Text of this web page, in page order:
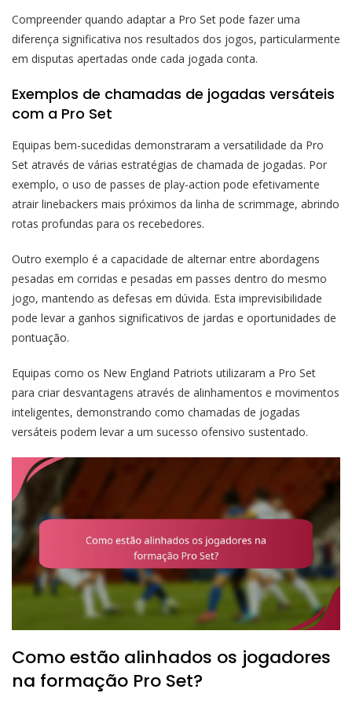
Compreender quando adaptar a Pro Set pode fazer uma
diferença significativa nos resultados dos jogos, particularmente
em disputas apertadas onde cada jogada conta.
Exemplos de chamadas de jogadas versáteis
com a Pro Set
Equipas bem-sucedidas demonstraram a versatilidade da Pro
Set através de várias estratégias de chamada de jogadas. Por
exemplo, o uso de passes de play-action pode efetivamente
atrair linebackers mais próximos da linha de scrimmage, abrindo
rotas profundas para os recebedores.
Outro exemplo é a capacidade de alternar entre abordagens
pesadas em corridas e pesadas em passes dentro do mesmo
jogo, mantendo as defesas em dúvida. Esta imprevisibilidade
pode levar a ganhos significativos de jardas e oportunidades de
pontuação.
Equipas como os New England Patriots utilizaram a Pro Set
para criar desvantagens através de alinhamentos e movimentos
inteligentes, demonstrando como chamadas de jogadas
versáteis podem levar a um sucesso ofensivo sustentado.
Como estão alinhados os jogadores
na formação Pro Set?